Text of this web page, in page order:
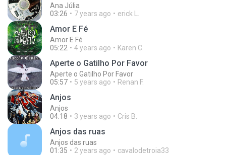
Ana Júlia
03:26
7 years ago erick L.
Amor E Fé
Amor E Fé
05:22
4 years ago Karen C.
Aperte o Gatilho Por Favor
Aperte o Gatilho Por Favor
05:57
5 years ago Renan F.
Anjos
Anjos
04:18
3 years ago Cris B.
Anjos das ruas
Anjos das ruas
01:35
2 years ago cavalodetroia33